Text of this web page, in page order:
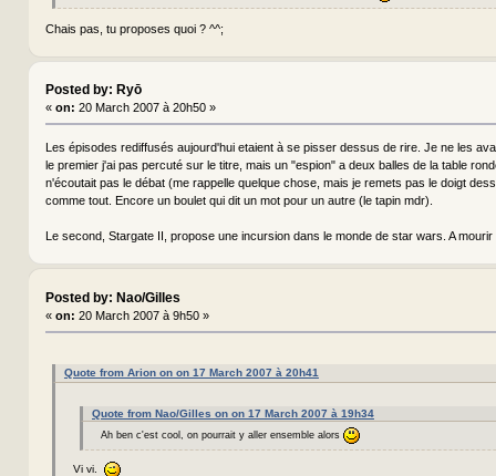
Chais pas, tu proposes quoi ? ^^;
Posted by: Ryō
« on: 20 March 2007 à 20h50 »
Les épisodes rediffusés aujourd'hui etaient à se pisser dessus de rire. Je ne les
le premier j'ai pas percuté sur le titre, mais un "espion" a deux balles de la table
n'écoutait pas le débat (me rappelle quelque chose, mais je remets pas le doigt
comme tout. Encore un boulet qui dit un mot pour un autre (le tapin mdr).
Le second, Stargate II, propose une incursion dans le monde de star wars. A mourir
Posted by: Nao/Gilles
« on: 20 March 2007 à 9h50 »
Quote from Arion on on 17 March 2007 à 20h41
Quote from Nao/Gilles on on 17 March 2007 à 19h34
Ah ben c'est cool, on pourrait y aller ensemble alors
Vi vi.